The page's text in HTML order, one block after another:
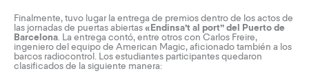
Finalmente, tuvo lugar la entrega de premios dentro de los actos de
las jornadas de puertas abiertas «Endinsa’t al port” del Puerto de
Barcelona. La entrega contó, entre otros con Carlos Freire,
ingeniero del equipo de American Magic, aficionado también a los
barcos radiocontrol. Los estudiantes participantes quedaron
clasificados de la siguiente manera: